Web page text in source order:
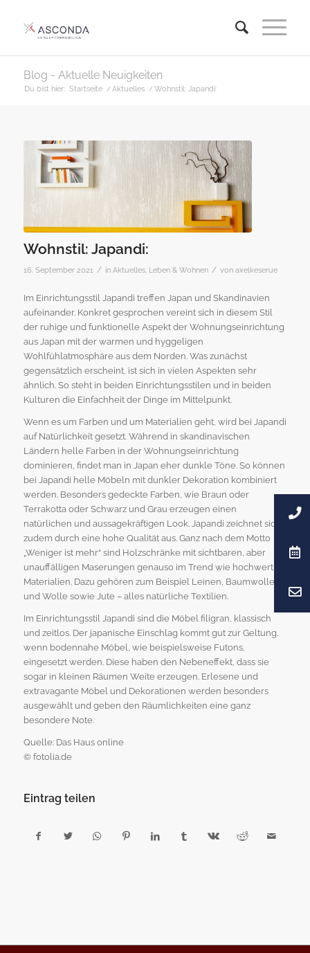
Blog - Aktuelle Neuigkeiten
Du bist hier: Startseite / Aktuelles / Wohnstil: Japandi:
Wohnstil: Japandi:
16. September 2021 / in Aktuelles, Leben & Wohnen / von axelkeserue
Im Einrichtungsstil Japandi treffen Japan und Skandinavien
aufeinander. Konkret gesprochen vereint sich in diesem Stil
der ruhige und funktionelle Aspekt der Wohnungseinrichtung
aus Japan mit der warmen und hyggeligen
Wohlfühlatmosphäre aus dem Norden. Was zunächst
gegensätzlich erscheint, ist sich in vielen Aspekten sehr
ähnlich. So steht in beiden Einrichtungsstilen und in beiden
Kulturen die Einfachheit der Dinge im Mittelpunkt.
Wenn es um Farben und um Materialien geht, wird bei Japandi
auf Natürlichkeit gesetzt. Während in skandinavischen
Ländern helle Farben in der Wohnungseinrichtung
dominieren, findet man in Japan eher dunkle Töne. So können
bei Japandi helle Möbeln mit dunkler Dekoration kombiniert
werden. Besonders gedeckte Farben, wie Braun oder
Terrakotta oder Schwarz und Grau erzeugen einen
natürlichen und aussagekräftigen Look. Japandi zeichnet sich
zudem durch eine hohe Qualität aus. Ganz nach dem Motto
„Weniger ist mehr“ sind Holzschränke mit sichtbaren, aber
unauffälligen Maserungen genauso im Trend wie hochwertige
Materialien. Dazu gehören zum Beispiel Leinen, Baumwolle
und Wolle sowie Jute – alles natürliche Textilien.
Im Einrichtungsstil Japandi sind die Möbel filigran, klassisch
und zeitlos. Der japanische Einschlag kommt gut zur Geltung,
wenn bodennahe Möbel, wie beispielsweise Futons,
eingesetzt werden. Diese haben den Nebeneffekt, dass sie
sogar in kleinen Räumen Weite erzeugen. Erlesene und
extravagante Möbel und Dekorationen werden besonders
ausgewählt und geben den Räumlichkeiten eine ganz
besondere Note.
Quelle: Das Haus online
© fotolia.de
Eintrag teilen